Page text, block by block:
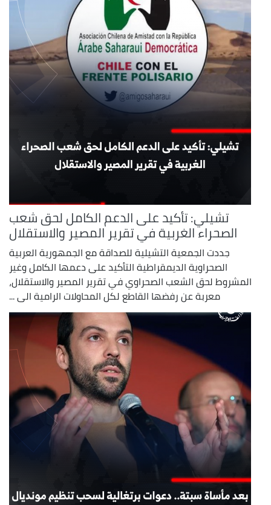
تشيلي: تأكيد على الدعم الكامل لحق شعب
الصحراء الغربية في تقرير المصير والاستقلال
جددت الجمعية التشيلية للصداقة مع الجمهورية العربية
الصحراوية الديمقراطية التأكيد على دعمها الكامل وغير
المشروط لحق الشعب الصحراوي في تقرير المصير والاستقلال،
معربة عن رفضها القاطع لكل المحاولات الرامية الى ...